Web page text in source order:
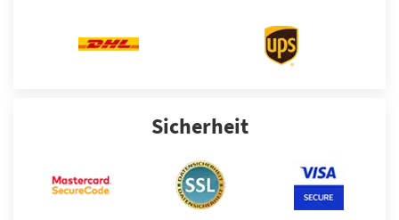
Sicherheit